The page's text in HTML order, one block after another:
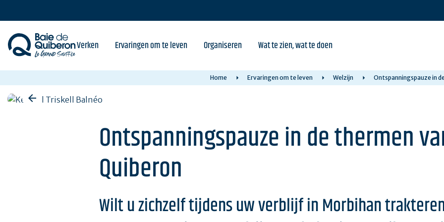
content
Verken Ervaringen om te leven Organiseren Wat te zien, wat te doen
Home Ervaringen om te leven Welzijn Ontspanningspauze in
Ontspanningspauze in de thermen
Quiberon
Wilt u zichzelf tijdens uw verblijf in Morbihan